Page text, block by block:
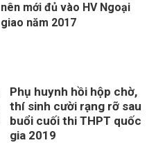
nên mới đủ vào HV Ngoại
giao năm 2017
Phụ huynh hồi hộp chờ,
thí sinh cười rạng rỡ sau
buổi cuối thi THPT quốc
gia 2019